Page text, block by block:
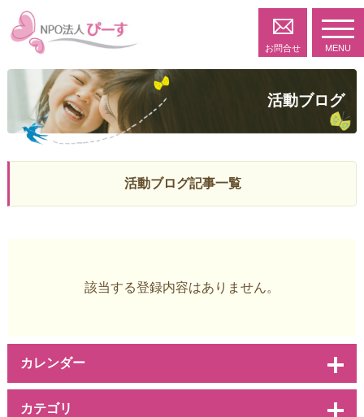
お問合せ MENU
活動ブログ
活動ブログ記事一覧
該当する登録内容はありません。
カレンダー
カテゴリ